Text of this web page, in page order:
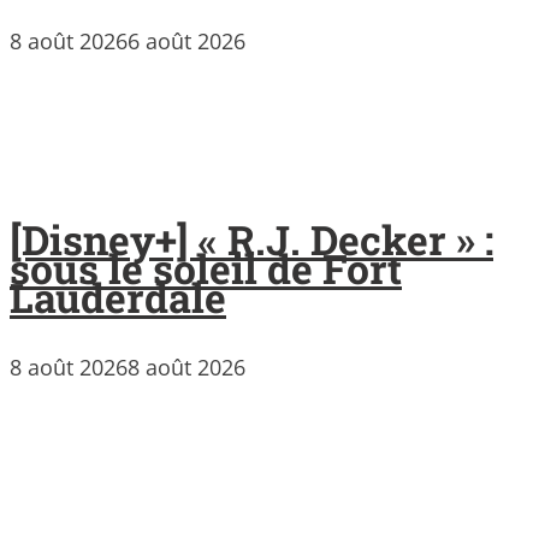
8 août 20266 août 2026
[Disney+] « R.J. Decker » :
sous le soleil de Fort
Lauderdale
8 août 20268 août 2026